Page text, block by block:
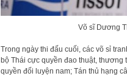
Võ sĩ Dương
Trong ngày thi đấu cuối, các võ sỉ
bộ Thái cực quyền đao thuật, thương
quyền đối luyện nam; Tán thủ hạng